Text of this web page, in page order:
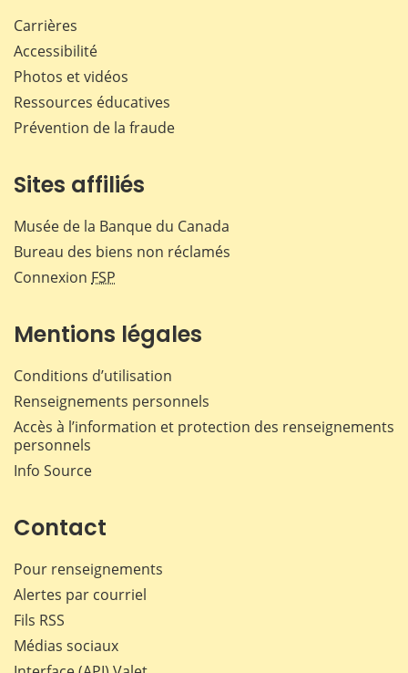
Carrières
Accessibilité
Photos et vidéos
Ressources éducatives
Prévention de la fraude
Sites affiliés
Musée de la Banque du Canada
Bureau des biens non réclamés
Connexion FSP
Mentions légales
Conditions d’utilisation
Renseignements personnels
Accès à l’information et protection des renseignements
personnels
Info Source
Contact
Pour renseignements
Alertes par courriel
Fils RSS
Médias sociaux